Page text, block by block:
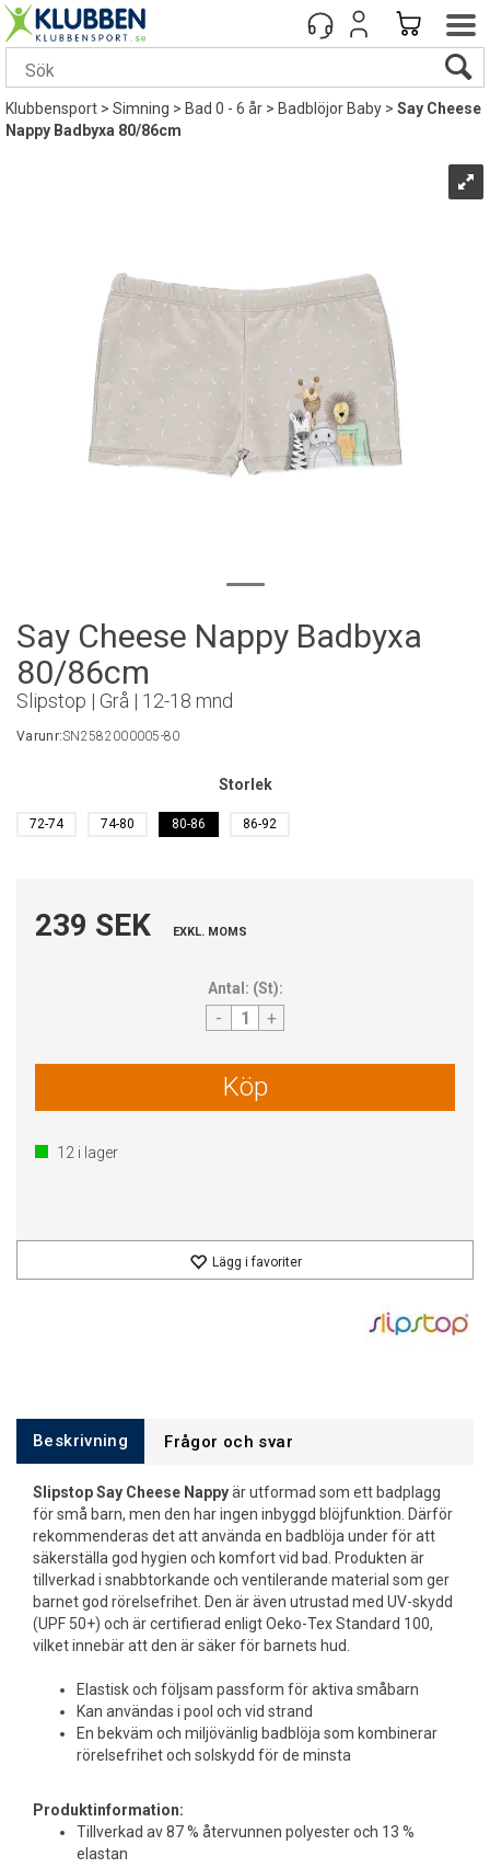
Klubbensport>Simning>Bad 0 - 6 år>Badblöjor Baby>Say Cheese
Nappy Badbyxa 80/86cm
Say Cheese Nappy Badbyxa
80/86cm
Slipstop | Grå | 12-18 mnd
Varunr:SN2582000005-80
Storlek
72-74 74-80 80-86 86-92
239 SEK EXKL. MOMS
Antal: (St):
- +
Köp
12 i lager
Lägg i favoriter
Beskrivning Frågor och svar
Slipstop Say Cheese Nappyär utformad som ett badplagg
för små barn, men den har ingen inbyggd blöjfunktion. Därför
rekommenderas det att använda en badblöja under för att
säkerställa god hygien och komfort vid bad. Produkten är
tillverkad i snabbtorkande och ventilerande material som ger
barnet god rörelsefrihet. Den är även utrustad med UV-skydd
(UPF 50+) och är certifierad enligt Oeko-Tex Standard 100,
vilket innebär att den är säker för barnets hud.
Elastisk och följsam passform för aktiva småbarn
Kan användas i pool och vid strand
En bekväm och miljövänlig badblöja som kombinerar
rörelsefrihet och solskydd för de minsta
Produktinformation:
Tillverkad av 87 % återvunnen polyester och 13 %
elastan